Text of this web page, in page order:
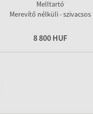
Melltartó
Merevítő nélküli - szivacsos
8 800 HUF